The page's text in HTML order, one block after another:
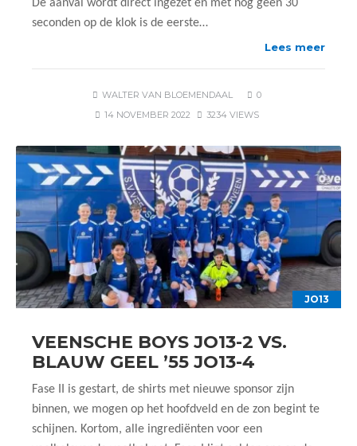
De aanval wordt direct ingezet en met nog geen 30
seconden op de klok is de eerste…
Lees meer
WALTER VAN BLOEMENDAAL
0
14 NOVEMBER 2022
3234 VIEWS
JO13
VEENSCHE BOYS JO13-2 VS.
BLAUW GEEL ’55 JO13-4
Fase II is gestart, de shirts met nieuwe sponsor zijn
binnen, we mogen op het hoofdveld en de zon begint te
schijnen. Kortom, alle ingrediënten voor een